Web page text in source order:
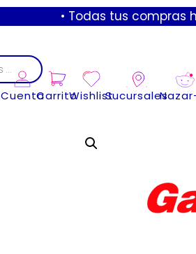
• Todas tus compras hasta
CuentaCarritoWishlistSucursales